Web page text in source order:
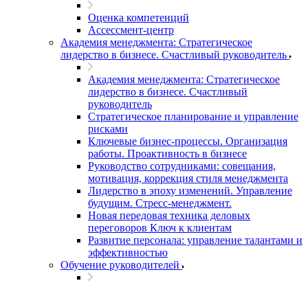
Оценка компетенций
Ассессмент-центр
Академия менеджмента: Стратегическое
лидерство в бизнесе. Счастливый руководитель
Академия менеджмента: Стратегическое
лидерство в бизнесе. Счастливый
руководитель
Стратегическое планирование и управление
рисками
Ключевые бизнес-процессы. Организация
работы. Проактивность в бизнесе
Руководство сотрудниками: совещания,
мотивация, коррекция стиля менеджмента
Лидерство в эпоху изменений. Управление
будущим. Стресс-менеджмент.
Новая передовая техника деловых
переговоров Ключ к клиентам
Развитие персонала: управление талантами и
эффективностью
Обучение руководителей